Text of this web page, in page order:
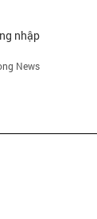
nhập
News